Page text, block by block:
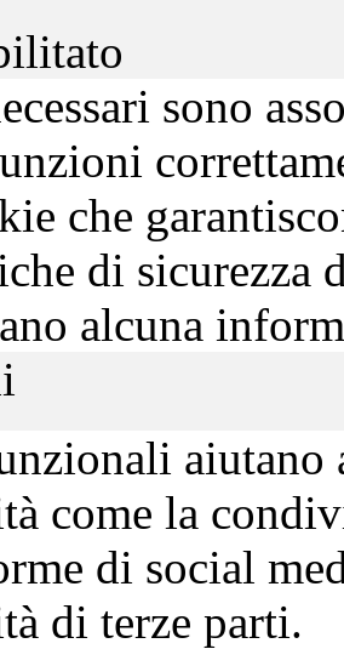
sono
che
di sicurezza
alcuna
aiutano
come la
di social
di terze parti.